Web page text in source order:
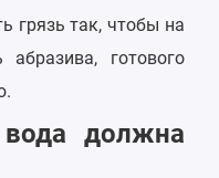
грязь так, чтобы на
абразива, готового
должна